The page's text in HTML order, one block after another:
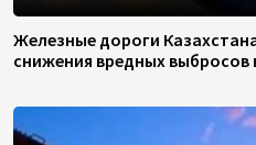
Железные дороги
снижения вредных выбросов